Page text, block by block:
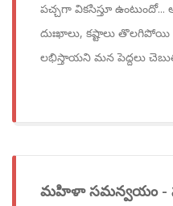
పచ్చగా వికసిస్తూ
దుఃఖాలు, కష్టాలు
లభిస్తాయని మన పెద్దలు
మహిళా సమన్వయం -